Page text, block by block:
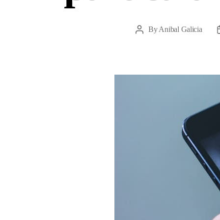
PostByAnibal Galicia